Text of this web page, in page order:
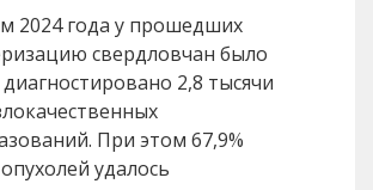
2024 года у прошедших
свердловчан было
2,8 тысячи
При этом 67,9%
удалось